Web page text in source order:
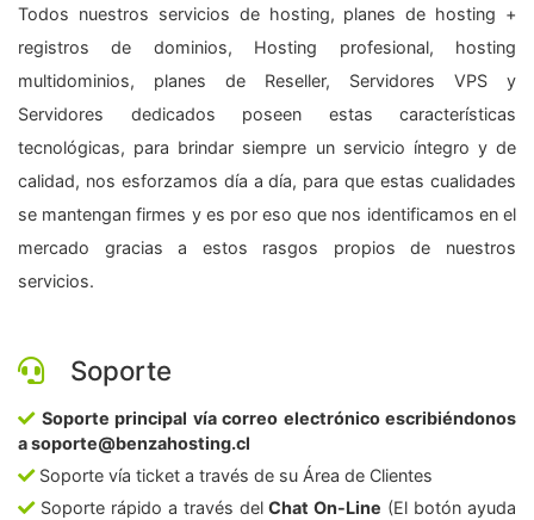
Todos nuestros servicios de hosting, planes de hosting +
registros de dominios, Hosting profesional, hosting
multidominios, planes de Reseller, Servidores VPS y
Servidores dedicados poseen estas características
tecnológicas, para brindar siempre un servicio íntegro y de
calidad, nos esforzamos día a día, para que estas cualidades
se mantengan firmes y es por eso que nos identificamos en el
mercado gracias a estos rasgos propios de nuestros
servicios.
Soporte
Soporte principal vía correo electrónico escribiéndonos
a soporte@benzahosting.cl
Soporte vía ticket a través de su Área de Clientes
Soporte rápido a través delChat On-Line (El botón ayuda